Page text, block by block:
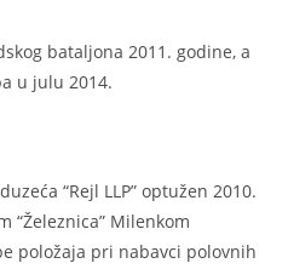
bataljona 2011. godine, a
u julu 2014.
“Rejl LLP” optužen 2010.
“Železnica” Milenkom
položaja pri nabavci polovnih